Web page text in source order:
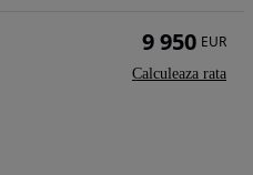
9 950 EUR
Calculeaza rata